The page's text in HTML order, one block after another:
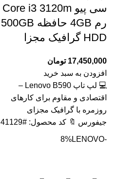
سی پیو Core i3 3120m
رم 4GB حافظه 500GB
HDD گرافیک مجزا
17,450,000 تومان
افزودن به سبد خرید
💻 لپ تاپ Lenovo B590 –
اقتصادی و مقاوم برای کارهای
روزمره با گرافیک مجزای
جیفورس 🔖 کد محصول: #41129
-8%
LENOVO